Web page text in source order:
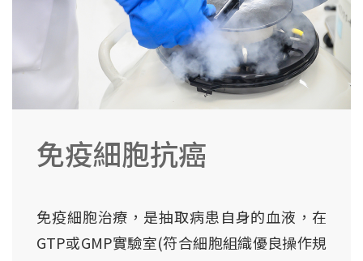
免疫細胞抗癌
免疫細胞治療，是抽取病患自身的血液，在
GTP或GMP實驗室(符合細胞組織優良操作規